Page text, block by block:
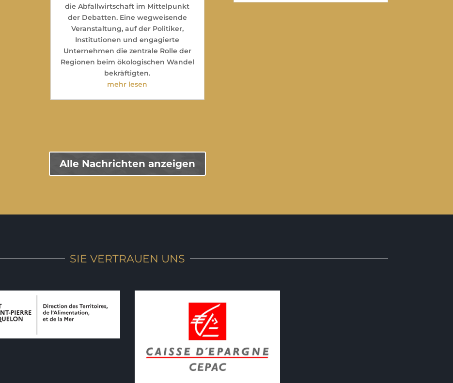
die Abfallwirtschaft im Mittelpunkt
der Debatten. Eine wegweisende
Veranstaltung, auf der Politiker,
Institutionen und engagierte
Unternehmen die zentrale Rolle der
Regionen beim ökologischen Wandel
bekräftigten.
mehr lesen
Alle Nachrichten anzeigen
SIE VERTRAUEN UNS